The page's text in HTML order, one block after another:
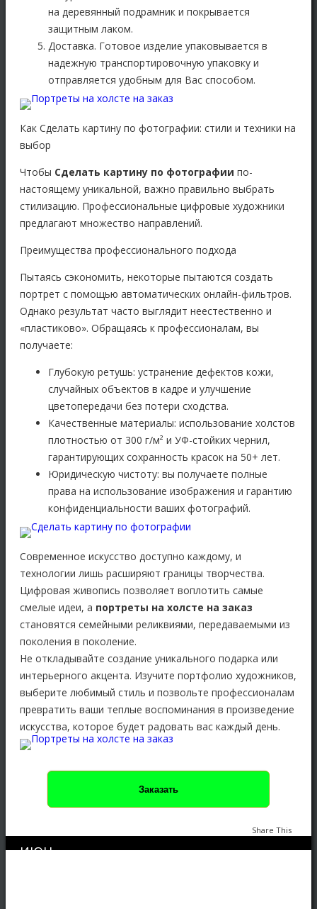
на деревянный подрамник и покрывается
защитным лаком.
Доставка. Готовое изделие упаковывается в
надежную транспортировочную упаковку и
отправляется удобным для Вас способом.
Как Сделать картину по фотографии: стили и техники на
выбор
Чтобы Сделать картину по фотографии по-
настоящему уникальной, важно правильно выбрать
стилизацию. Профессиональные цифровые художники
предлагают множество направлений.
Преимущества профессионального подхода
Пытаясь сэкономить, некоторые пытаются создать
портрет с помощью автоматических онлайн-фильтров.
Однако результат часто выглядит неестественно и
«пластиково». Обращаясь к профессионалам, вы
получаете:
Глубокую ретушь: устранение дефектов кожи,
случайных объектов в кадре и улучшение
цветопередачи без потери сходства.
Качественные материалы: использование холстов
плотностью от 300 г/м² и УФ-стойких чернил,
гарантирующих сохранность красок на 50+ лет.
Юридическую чистоту: вы получаете полные
права на использование изображения и гарантию
конфиденциальности ваших фотографий.
Современное искусство доступно каждому, и
технологии лишь расширяют границы творчества.
Цифровая живопись позволяет воплотить самые
смелые идеи, а портреты на холсте на заказ
становятся семейными реликвиями, передаваемыми из
поколения в поколение.
Не откладывайте создание уникального подарка или
интерьерного акцента. Изучите портфолио художников,
выберите любимый стиль и позвольте профессионалам
превратить ваши теплые воспоминания в произведение
искусства, которое будет радовать вас каждый день.
Заказать
Share This
ИЮН